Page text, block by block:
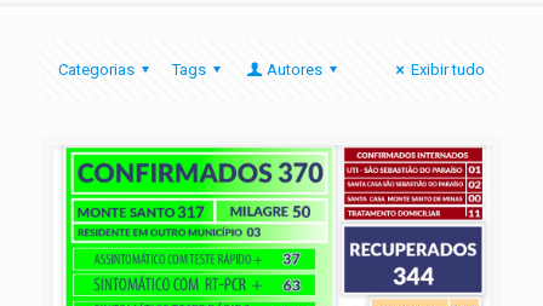
Categorias Tags Autores Exibir tudo